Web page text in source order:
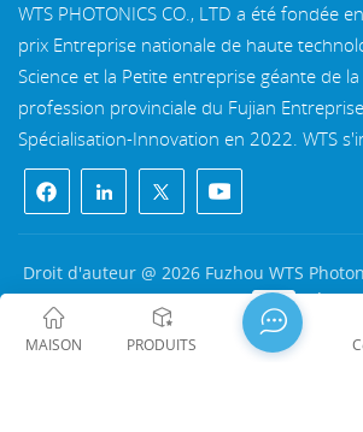
définitions le champ proche ou le
savoir (n/2+1,n/2+1). Ainsi, lorsque
attentivement le diagramme du front
voyez que les données de la colonne la
sont toutes nulles.Regardons donc
le résultat du carré du front d'onde
transformée de Fourier rapide. La FFT
pouvons voir que le PSF est centré
(n/2,n/2), qui est le pixel dans (16,16).
direction dans OpticStudio. Lorsque le
la grille est n/2+1 dans un domaine
spatial), la coordonnée du point
domaine (tel que le domaine
WTS PHOTONICS CO., LTD a été fondée
prix Entreprise nationale de haute
Science et la Petite entreprise géante de
profession provinciale du Fujian
Spécialisation-Innovation en 2022. WTS
belle ville côtière du sud-est, Fuzhou, une
en Chine. WTS dispose de 11 000 mètres carrés de
bâtiments d'usine standardisés, un
technique qualifié et d'un système de
complet, système de revêtement, système
système de contrôle qualité. WTS fournit
solutions uniques pour la R&D, la
Droit d'auteur @ 2026 Fuzhou WTS
Ltd. Tous droits réservés .
闽ICP备2024080551号 Plan du site
politique de
MAISON PRODUITS